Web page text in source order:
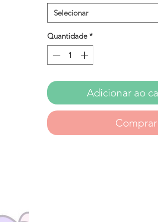
Selecionar
Quantidade *
Adicionar ao
Comprar